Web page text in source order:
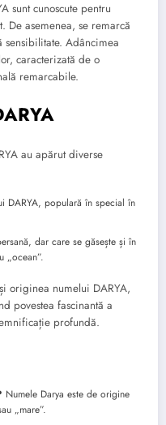
sunt cunoscute pentru
De asemenea, se remarcă
Adâncimea
caracterizată de o
remarcabile.
au apărut diverse
DARYA, populară în special în
dar care se găsește și în
„ocean”.
originea numelui DARYA,
povestea fascinantă a
profundă.
Numele Darya este de origine
„mare”.